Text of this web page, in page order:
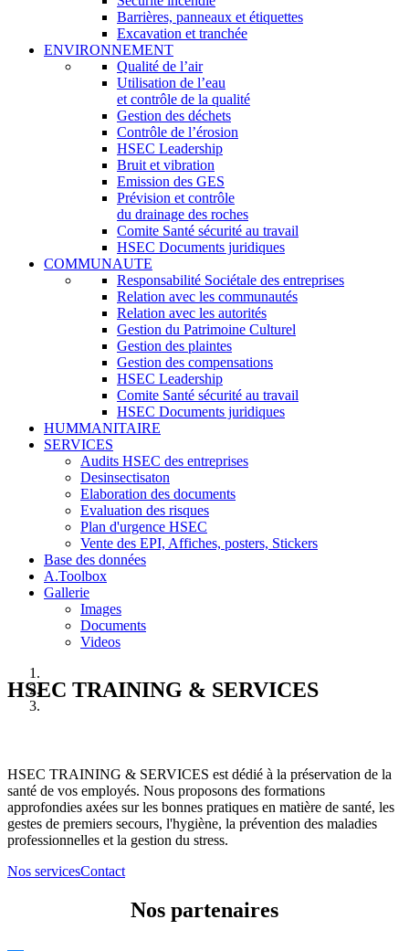
Barrières, panneaux et étiquettes
Excavation et tranchée
ENVIRONNEMENT
Qualité de l’air
Utilisation de l’eau
et contrôle de la qualité
Gestion des déchets
Contrôle de l’érosion
HSEC Leadership
Bruit et vibration
Emission des GES
Prévision et contrôle
du drainage des roches
Comite Santé sécurité au travail
HSEC Documents juridiques
COMMUNAUTE
Responsabilité Sociétale des entreprises
Relation avec les communautés
Relation avec les autorités
Gestion du Patrimoine Culturel
Gestion des plaintes
Gestion des compensations
HSEC Leadership
Comite Santé sécurité au travail
HSEC Documents juridiques
HUMMANITAIRE
SERVICES
Audits HSEC des entreprises
Desinsectisaton
Elaboration des documents
Evaluation des risques
Plan d'urgence HSEC
Vente des EPI, Affiches, posters, Stickers
Base des données
A.Toolbox
Gallerie
Images
Documents
Videos
HSEC TRAINING & SERVICES
HSEC TRAINING & SERVICES est dédié à la préservation de la
santé de vos employés. Nous proposons des formations
approfondies axées sur les bonnes pratiques en matière de santé, les
gestes de premiers secours, l'hygiène, la prévention des maladies
professionnelles et la gestion du stress.
Nos servicesContact
Nos partenaires